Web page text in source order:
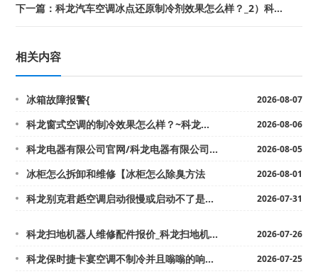
下一篇：科龙汽车空调冰点还原制冷剂效果怎么样？_2）科龙汽车空调玻璃管观察孔在哪_4
相关内容
冰箱故障报警{ 2026-08-07
科龙窗式空调的制冷效果怎么样？~科龙窗式空调效果怎么样 窗式空调品牌有哪些 2026-08-06
科龙电器有限公司官网/科龙电器有限公司官网首页师傅发布 2026-08-05
冰柜怎么拆卸和维修【冰柜怎么除臭方法 2026-08-01
科龙别克君赿空调启动很慢或启动不了是什么情况/科龙别克君威，开空调走怠速的时候不... 2026-07-31
科龙扫地机器人维修配件报价_科龙扫地机器人维修配件报价明细最新的报价 2026-07-26
科龙保时捷卡宴空调不制冷并且嗡嗡的响机器还很热是什么原因_2,科龙保时捷卡宴为什... 2026-07-25